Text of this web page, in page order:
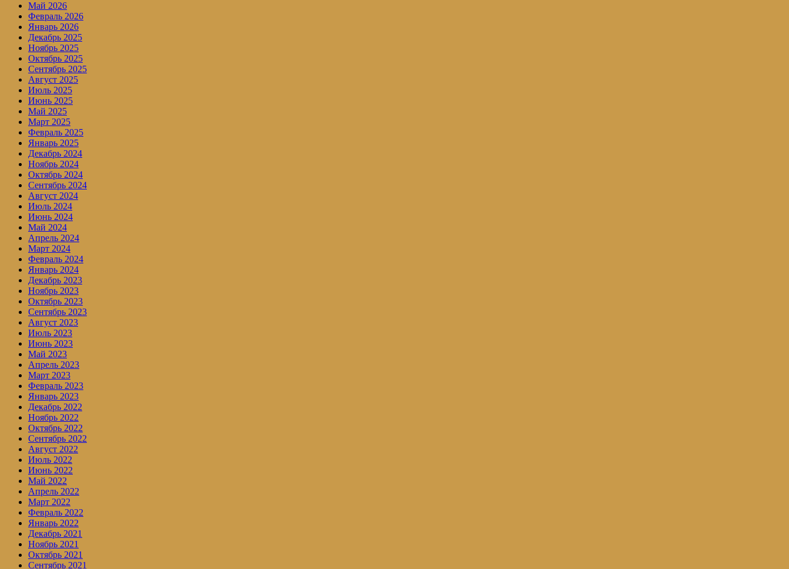
Май 2026
Февраль 2026
Январь 2026
Декабрь 2025
Ноябрь 2025
Октябрь 2025
Сентябрь 2025
Август 2025
Июль 2025
Июнь 2025
Май 2025
Март 2025
Февраль 2025
Январь 2025
Декабрь 2024
Ноябрь 2024
Октябрь 2024
Сентябрь 2024
Август 2024
Июль 2024
Июнь 2024
Май 2024
Апрель 2024
Март 2024
Февраль 2024
Январь 2024
Декабрь 2023
Ноябрь 2023
Октябрь 2023
Сентябрь 2023
Август 2023
Июль 2023
Июнь 2023
Май 2023
Апрель 2023
Март 2023
Февраль 2023
Январь 2023
Декабрь 2022
Ноябрь 2022
Октябрь 2022
Сентябрь 2022
Август 2022
Июль 2022
Июнь 2022
Май 2022
Апрель 2022
Март 2022
Февраль 2022
Январь 2022
Декабрь 2021
Ноябрь 2021
Октябрь 2021
Сентябрь 2021